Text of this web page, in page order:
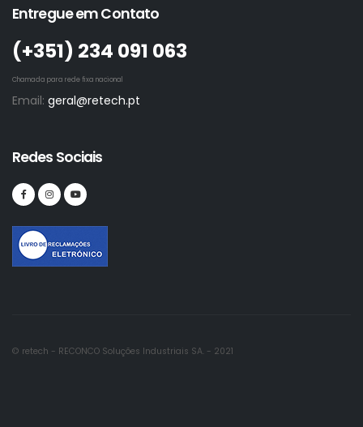
Entregue em Contato
(+351)­ 234 091 063
Chamada para rede fixa nacional
Email: geral@retech.pt
Redes Sociais
© retech - RECONCO Soluções Industriais SA. - 2021